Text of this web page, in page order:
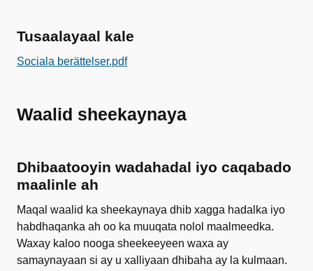
Tusaalayaal kale
Sociala berättelser.pdf
Waalid sheekaynaya
Dhibaatooyin wadahadal iyo caqabado
maalinle ah
Maqal waalid ka sheekaynaya dhib xagga hadalka iyo
habdhaqanka ah oo ka muuqata nolol maalmeedka.
Waxay kaloo nooga sheekeeyeen waxa ay
samaynayaan si ay u xalliyaan dhibaha ay la kulmaan.